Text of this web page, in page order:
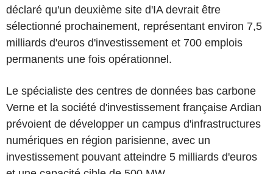
déclaré qu'un deuxième site d'IA devrait être
sélectionné prochainement, représentant environ 7,5
milliards d'euros d'investissement et 700 emplois
permanents une fois opérationnel.
Le spécialiste des centres de données bas carbone
Verne et la société d'investissement française Ardian
prévoient de développer un campus d'infrastructures
numériques en région parisienne, avec un
investissement pouvant atteindre 5 milliards d'euros